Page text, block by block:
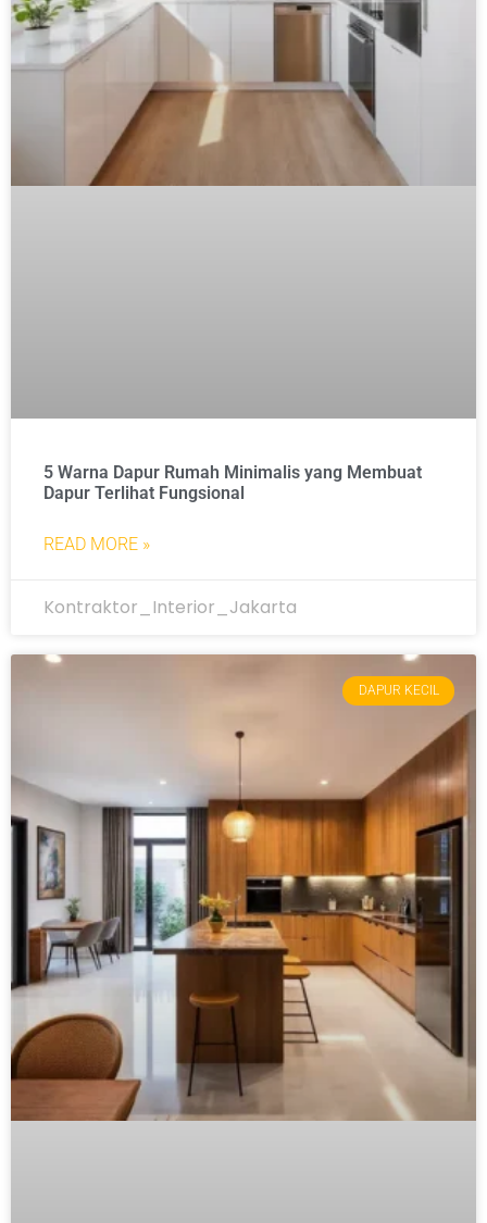
5 Warna Dapur Rumah Minimalis yang Membuat
Dapur Terlihat Fungsional
READ MORE »
Kontraktor_Interior_Jakarta
DAPUR KECIL